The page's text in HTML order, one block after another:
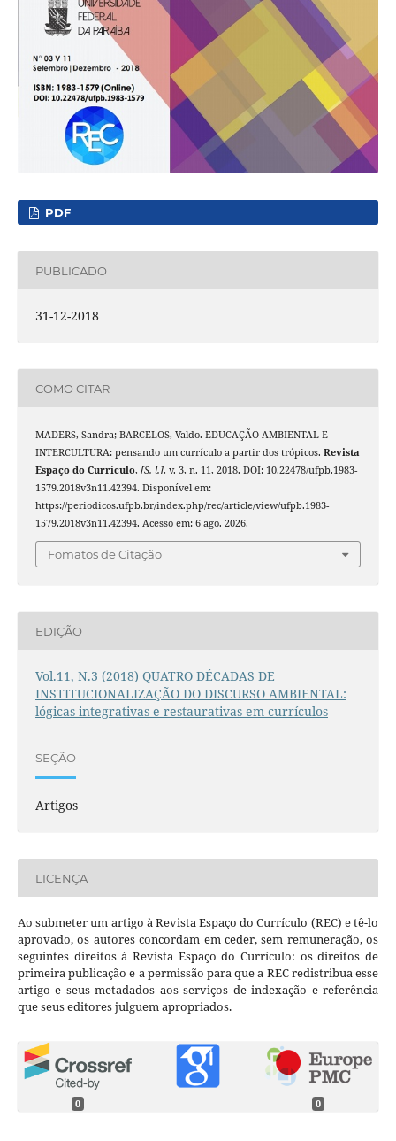
PDF
PUBLICADO
31-12-2018
COMO CITAR
MADERS, Sandra; BARCELOS, Valdo. EDUCAÇÃO AMBIENTAL E
INTERCULTURA: pensando um currículo a partir dos trópicos. Revista
Espaço do Currículo, [S. l.], v. 3, n. 11, 2018. DOI: 10.22478/ufpb.1983-
1579.2018v3n11.42394. Disponível em:
https://periodicos.ufpb.br/index.php/rec/article/view/ufpb.1983-
1579.2018v3n11.42394. Acesso em: 6 ago. 2026.
Fomatos de Citação
EDIÇÃO
Vol.11, N.3 (2018) QUATRO DÉCADAS DE
INSTITUCIONALIZAÇÃO DO DISCURSO AMBIENTAL:
lógicas integrativas e restaurativas em currículos
SEÇÃO
Artigos
LICENÇA
Ao submeter um artigo à Revista Espaço do Currículo (REC) e tê-lo
aprovado, os autores concordam em ceder, sem remuneração, os
seguintes direitos à Revista Espaço do Currículo: os direitos de
primeira publicação e a permissão para que a REC redistribua esse
artigo e seus metadados aos serviços de indexação e referência
que seus editores julguem apropriados.
0 0